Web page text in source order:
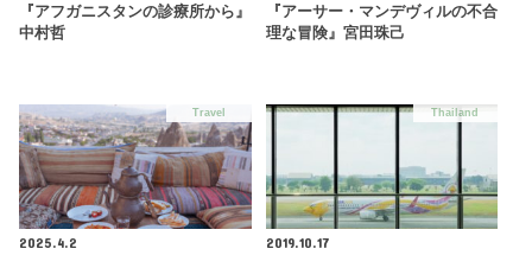
『アフガニスタンの診療所から』
中村哲
『アーサー・マンデヴィルの不合
理な冒険』宮田珠己
Travel
2025.4.2
Thailand
2019.10.17